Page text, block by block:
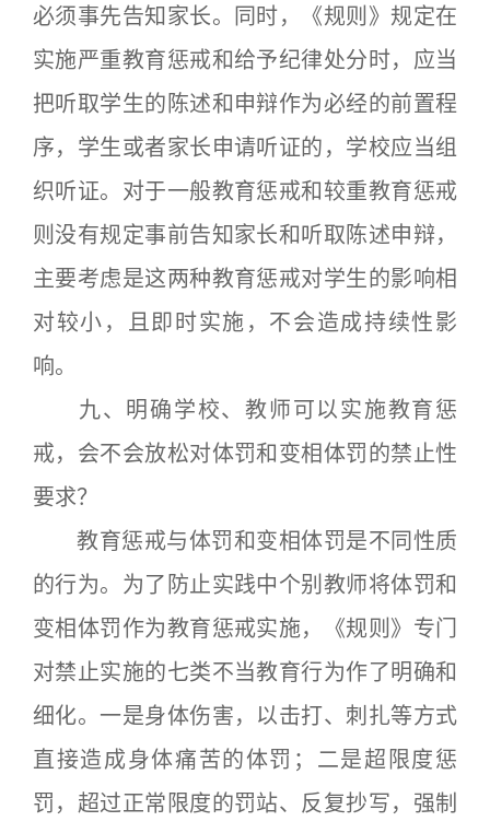
必须事先告知家长。同时，《规则》规定在
实施严重教育惩戒和给予纪律处分时，应当
把听取学生的陈述和申辩作为必经的前置程
序，学生或者家长申请听证的，学校应当组
织听证。对于一般教育惩戒和较重教育惩戒
则没有规定事前告知家长和听取陈述申辩，
主要考虑是这两种教育惩戒对学生的影响相
对较小，且即时实施，不会造成持续性影
响。
九、明确学校、教师可以实施教育惩
戒，会不会放松对体罚和变相体罚的禁止性
要求？
教育惩戒与体罚和变相体罚是不同性质
的行为。为了防止实践中个别教师将体罚和
变相体罚作为教育惩戒实施，《规则》专门
对禁止实施的七类不当教育行为作了明确和
细化。一是身体伤害，以击打、刺扎等方式
直接造成身体痛苦的体罚；二是超限度惩
罚，超过正常限度的罚站、反复抄写，强制